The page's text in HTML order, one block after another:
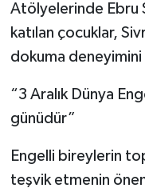
Atölyelerinde Ebru
katılan çocuklar,
dokuma deneyimini
“3 Aralık Dünya
günüdür”
Engelli bireylerin
teşvik etmenin